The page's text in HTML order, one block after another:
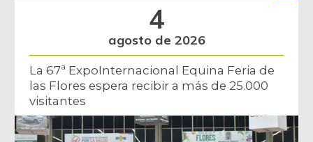
4
agosto de 2026
La 67ª ExpoInternacional Equina Feria de
las Flores espera recibir a más de 25.000
visitantes